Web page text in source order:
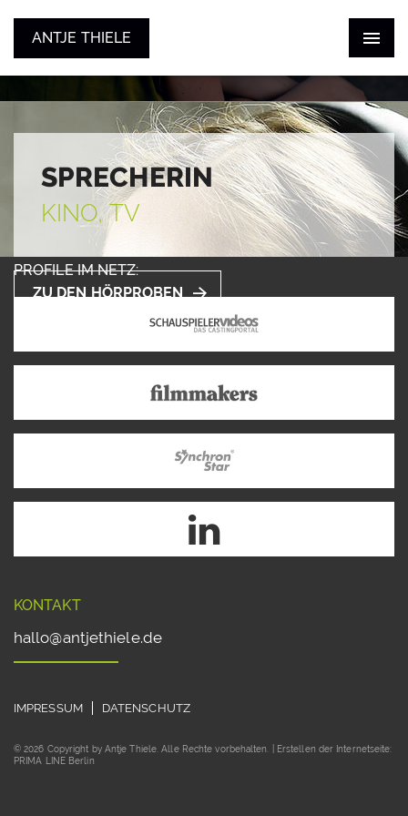
ANTJE THIELE
ZUM SHOWREEL
SPRECHERIN
KINO, TV
ZU DEN HÖRPROBEN
PROFILE IM NETZ:
KONTAKT
hallo@antjethiele.de
IMPRESSUM DATENSCHUTZ
© 2026 Copyright by Antje Thiele. Alle Rechte vorbehalten. | Erstellen der Internetseite:
PRIMA LINE Berlin
ANTJE THIELE
STIMME
SCHAUSPIEL
KONTAKT